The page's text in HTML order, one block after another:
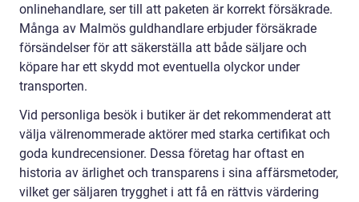
onlinehandlare, ser till att paketen är korrekt försäkrade.
Många av Malmös guldhandlare erbjuder försäkrade
försändelser för att säkerställa att både säljare och
köpare har ett skydd mot eventuella olyckor under
transporten.
Vid personliga besök i butiker är det rekommenderat att
välja välrenommerade aktörer med starka certifikat och
goda kundrecensioner. Dessa företag har oftast en
historia av ärlighet och transparens i sina affärsmetoder,
vilket ger säljaren trygghet i att få en rättvis värdering